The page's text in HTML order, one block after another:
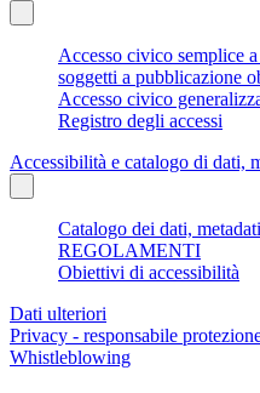
Accesso civico semplice
soggetti a pubblicazione
Accesso civico
Registro degli accessi
Accessibilità e catalogo di dati,
Catalogo dei dati,
REGOLAMENTI
Obiettivi di accessibilità
Dati ulteriori
Privacy - responsabile
Whistleblowing